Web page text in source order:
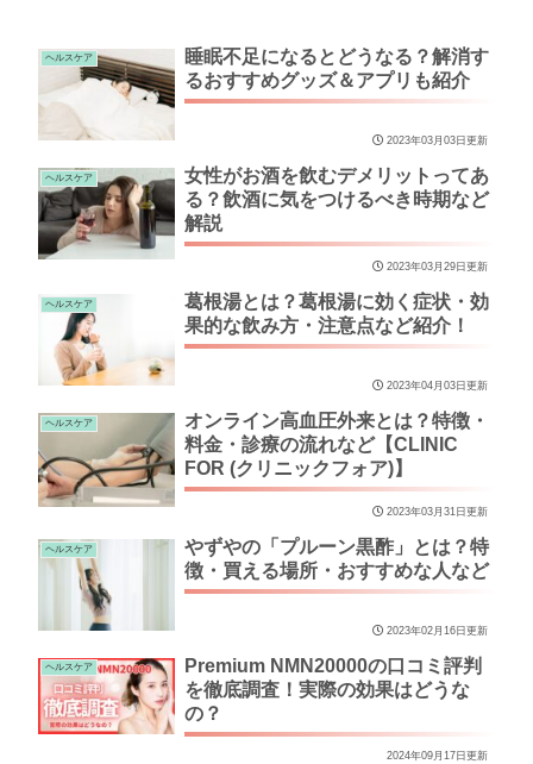
ヘルスケア
睡眠不足になるとどうなる？解消す
るおすすめグッズ＆アプリも紹介
2023年03月03日更新
ヘルスケア
女性がお酒を飲むデメリットってあ
る？飲酒に気をつけるべき時期など
解説
2023年03月29日更新
ヘルスケア
葛根湯とは？葛根湯に効く症状・効
果的な飲み方・注意点など紹介！
2023年04月03日更新
ヘルスケア
オンライン高血圧外来とは？特徴・
料金・診療の流れなど【CLINIC
FOR (クリニックフォア)】
2023年03月31日更新
ヘルスケア
やずやの「プルーン黒酢」とは？特
徴・買える場所・おすすめな人など
2023年02月16日更新
ヘルスケア
Premium NMN20000の口コミ評判
を徹底調査！実際の効果はどうな
の？
2024年09月17日更新